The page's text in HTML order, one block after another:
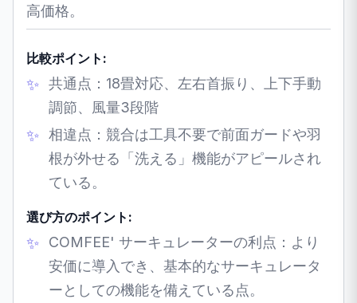
高価格。
比較ポイント:
共通点：18畳対応、左右首振り、上下手動
調節、風量3段階
相違点：競合は工具不要で前面ガードや羽
根が外せる「洗える」機能がアピールされ
ている。
選び方のポイント:
COMFEE' サーキュレーターの利点：より
安価に導入でき、基本的なサーキュレータ
ーとしての機能を備えている点。